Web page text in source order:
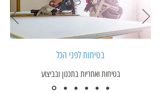
בטיחות לפני הכל
בטיחות ואחריות בתכנון ובביצוע